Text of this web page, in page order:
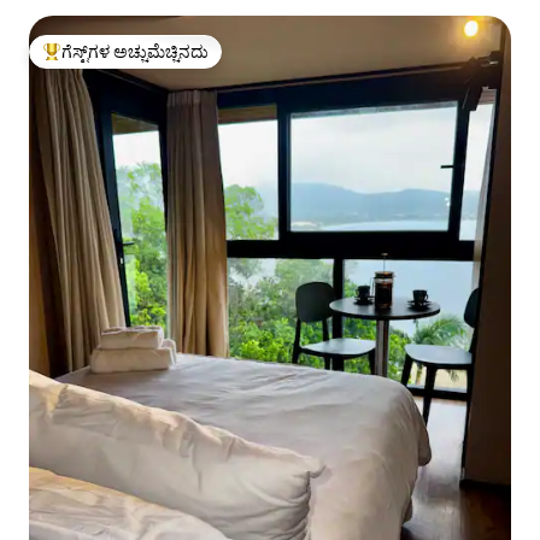
ಗೆಸ್ಟ್‌ಗಳಿಗೆ ಅತಿ ಹೆಚ್ಚು ಅಚ್ಚುಮೆಚ್ಚಿನದು
ಗೆಸ್ಟ್‌ಗಳ ಅಚ್ಚುಮೆಚ್ಚಿನದು